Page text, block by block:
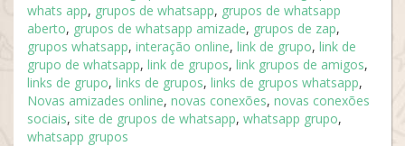
whats app, grupos de whatsapp, grupos de whatsapp
aberto, grupos de whatsapp amizade, grupos de zap,
grupos whatsapp, interação online, link de grupo, link de
grupo de whatsapp, link de grupos, link grupos de amigos,
links de grupo, links de grupos, links de grupos whatsapp,
Novas amizades online, novas conexões, novas conexões
sociais, site de grupos de whatsapp, whatsapp grupo,
whatsapp grupos